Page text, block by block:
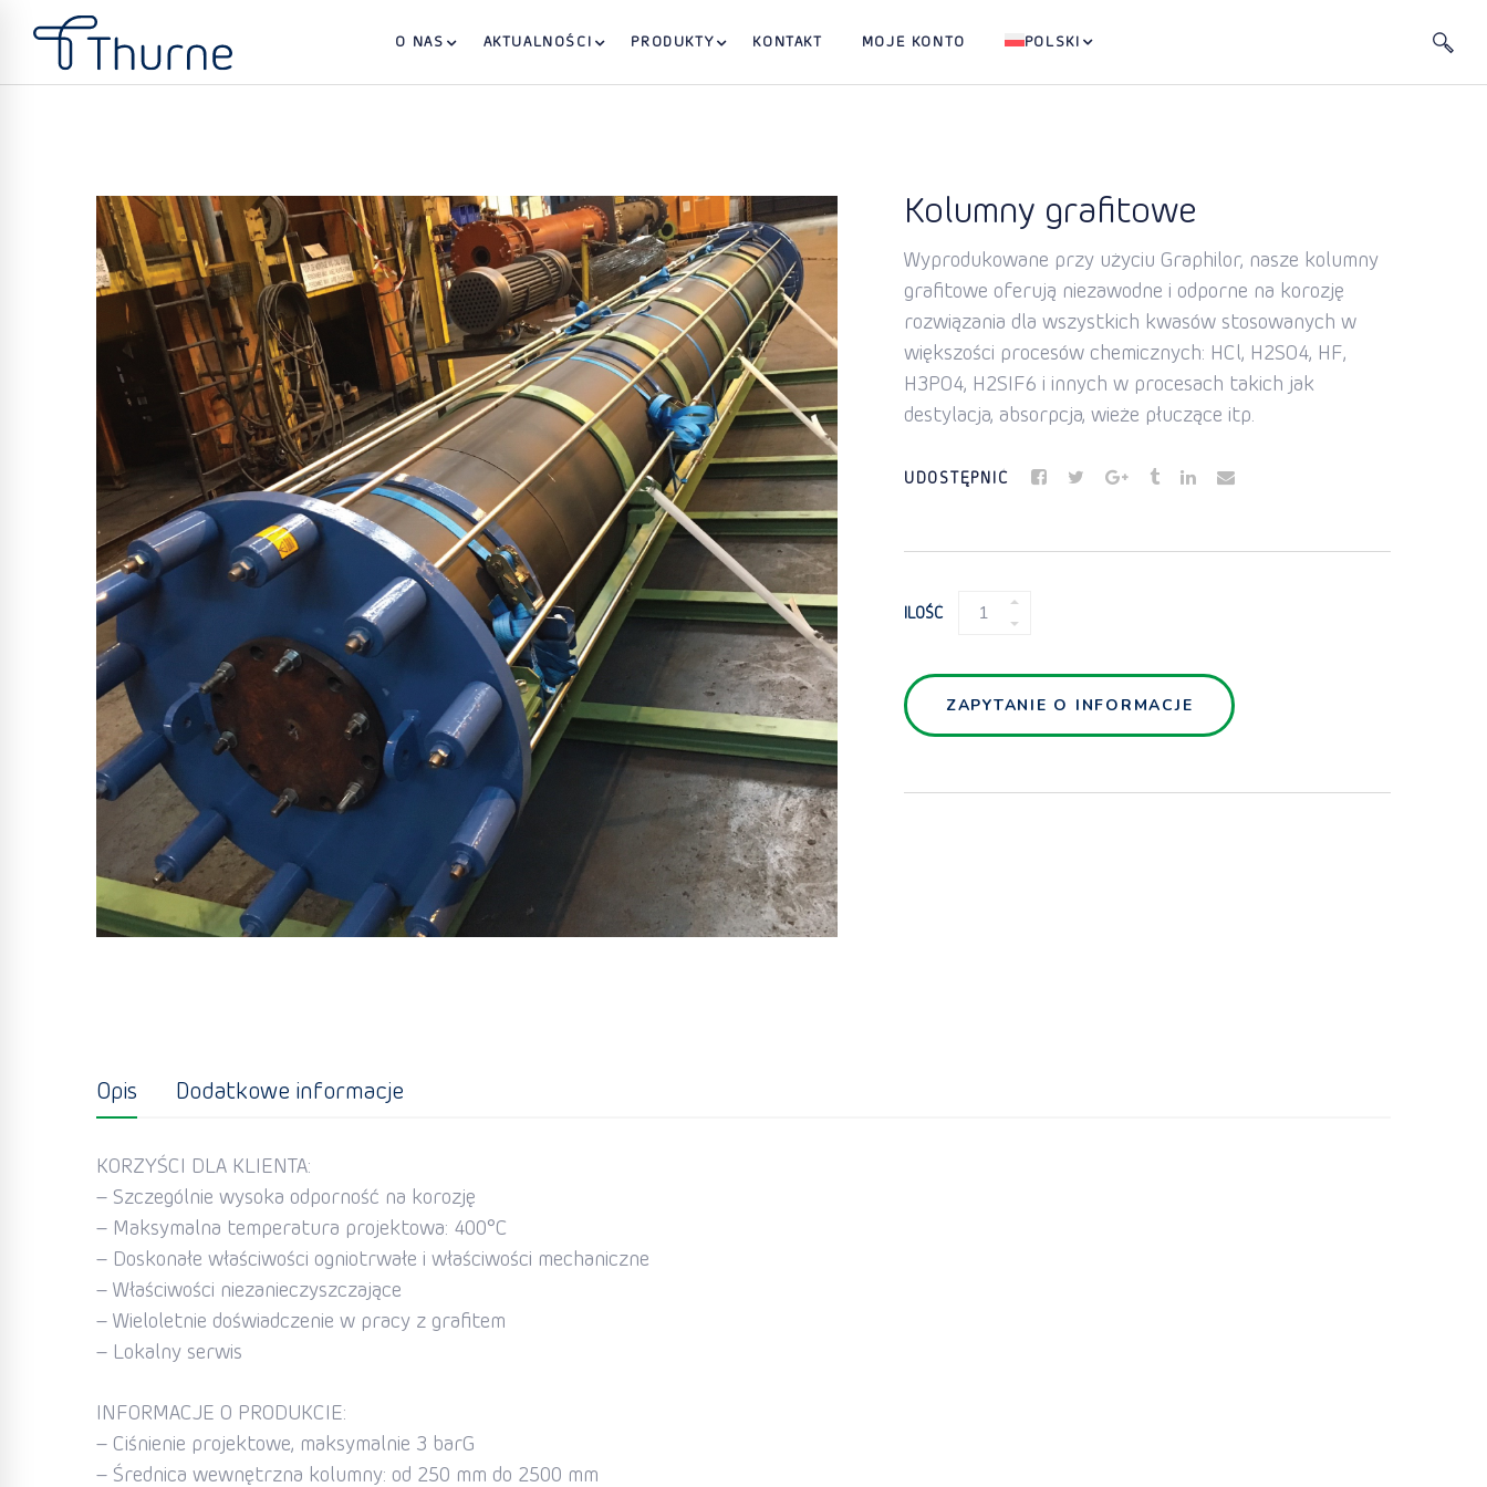
O NAS AKTUALNOŚCI PRODUKTY KONTAKT MOJE KONTO POLSKI
Kolumny grafitowe
Wyprodukowane przy użyciu Graphilor, nasze kolumny
grafitowe oferują niezawodne i odporne na korozję
rozwiązania dla wszystkich kwasów stosowanych w
większości procesów chemicznych: HCl, H2SO4, HF,
H3PO4, H2SIF6 i innych w procesach takich jak
destylacja, absorpcja, wieże płuczące itp.
UDOSTĘPNIĆ
ILOŚĆ
KOLUMNY
GRAFITOWE
ZAPYTANIE O INFORMACJE
Opis Dodatkowe informacje
KORZYŚCI DLA KLIENTA:
– Szczególnie wysoka odporność na korozję
– Maksymalna temperatura projektowa: 400°C
– Doskonałe właściwości ogniotrwałe i właściwości mechaniczne
– Właściwości niezanieczyszczające
– Wieloletnie doświadczenie w pracy z grafitem
– Lokalny serwis
INFORMACJE O PRODUKCIE:
– Ciśnienie projektowe, maksymalnie 3 barG
– Średnica wewnętrzna kolumny: od 250 mm do 2500 mm